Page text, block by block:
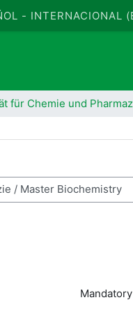
- INTERNACIONAL
für Chemie und